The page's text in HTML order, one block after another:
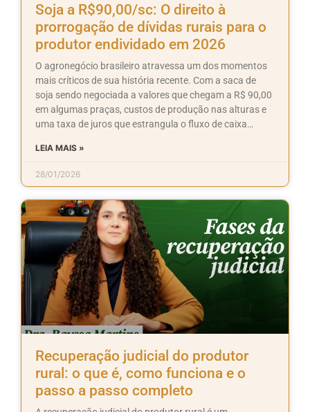
Soja a R$90,00/sc: O direito à
prorrogação de dívidas rurais para o
produtor endividado em 2026
O agronegócio brasileiro atravessa um dos momentos
mais críticos de sua história recente. Com a saca de
soja sendo negociada a valores que chegam a R$ 90,00
em algumas praças, custos de produção nas alturas e
uma taxa de juros que estrangula o fluxo de caixa…
LEIA MAIS »
28/01/2026
Recuperação judicial do produtor
rural: o que é, como funciona e o
passo a passo completo